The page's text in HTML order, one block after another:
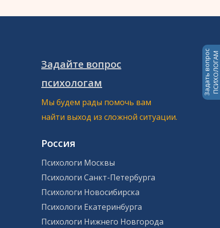
Задать вопросПСИХОЛОГАМ
Задайте вопрос
психологам
Мы будем рады помочь вам
найти выход из сложной ситуации.
Россия
Психологи Москвы
Психологи Санкт-Петербурга
Психологи Новосибирска
Психологи Екатеринбурга
Психологи Нижнего Новгорода